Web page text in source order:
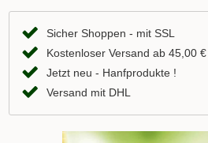
Sicher Shoppen - mit SSL
Kostenloser Versand ab 45,00 €
Jetzt neu - Hanfprodukte !
Versand mit DHL